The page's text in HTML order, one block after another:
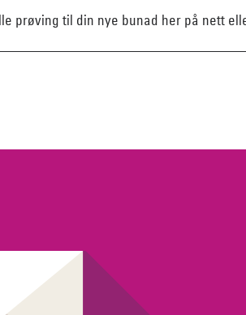
prøving til din nye bunad her på nett